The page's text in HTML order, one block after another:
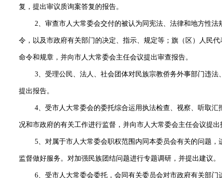
复，提出审议质询案答复的报告。
2、审查市人大常委会交付的被认为同宪法、法律和地方性
令，以及市政府有关部门的决定、指示、规定等；旗（区）人民
命令和规章，并向市人大常委会主任会议提出审查报告。
3、受理公民、法人、社会团体对民族宗教侨务外事部门违
提出报告。
4、受市人大常委会的委托综合运用执法检查、视察、听取
况和市政府的有关工作进行监督，并向市人大常委会主任会议提出
5、对属于市人大常委会职权范围内同本委员会有关的问题
监督做好服务。对加强民族团结问题进行专题调研，并提出建议。
6、受市人大常委会委托，会同有关委员会对市政府有关部门